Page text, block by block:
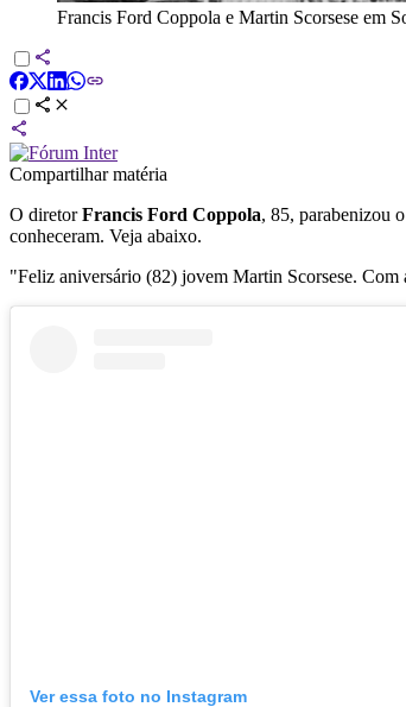
Francis Ford Coppola e Martin Scorsese em
Compartilhar matéria
O diretorFrancis Ford Coppola, 85, parabenizou
conheceram. Veja abaixo.
"Feliz aniversário (82) jovem Martin Scorsese. Com
Ver essa foto no Instagram